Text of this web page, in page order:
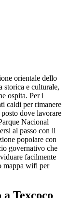
orientale dello
storica e culturale,
ospita. Per i
caldi per rimanere
dove lavorare
Nacional
al passo con il
popolare con
governativo che
facilmente
mappa wifi per
Texcoco